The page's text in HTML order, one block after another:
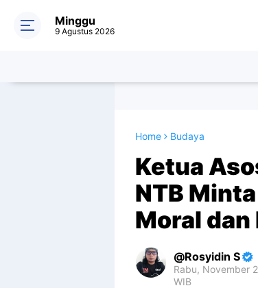
Minggu
9 Agustus 2026
Home Budaya
Ketua
NTB
Moral
Rosyidin S
Rabu, November
WIB